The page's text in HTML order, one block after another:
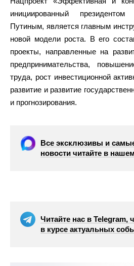
инициированный
Путиным, является главным
новой модели роста. В его
проекты, направленные на
предпринимательства,
труда, рост инвестиционной
развитие и развитие
и прогнозирования.
Все эксклюзивы и
новости читайте в
Читайте нас в Telegram,
в курсе актуальных